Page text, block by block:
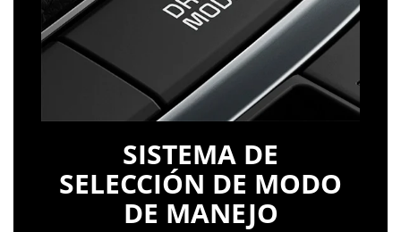
SISTEMA DE
SELECCIÓN DE MODO
DE MANEJO